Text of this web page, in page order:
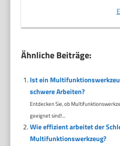
Ähnliche Beiträge:
Ist ein
schwere Arbeiten?
Entdecken Sie, ob
geeignet sind!...
Wie effizient arbeitet der
Multifunktionswerkzeug?